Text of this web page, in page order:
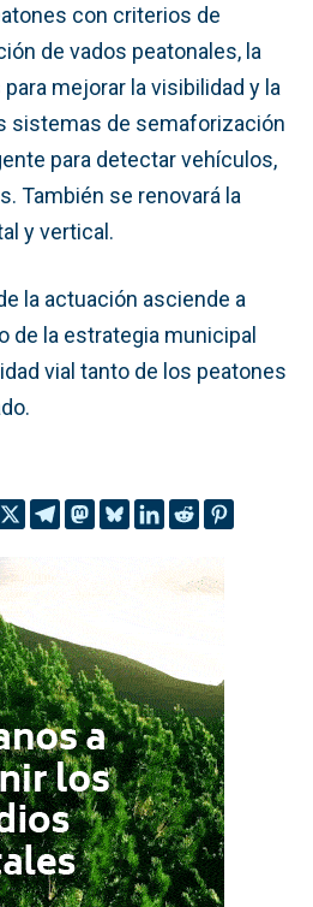
con criterios de
de vados peatonales, la
mejorar la visibilidad y la
sistemas de semaforización
para detectar vehículos,
También se renovará la
y vertical.
la actuación asciende a
de la estrategia municipal
vial tanto de los peatones